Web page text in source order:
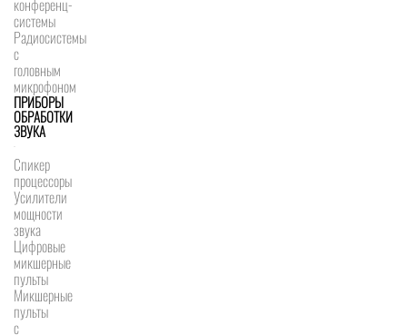
конференц-
системы
Радиосистемы
с
головным
микрофоном
ПРИБОРЫ
ОБРАБОТКИ
ЗВУКА
Спикер
процессоры
Усилители
мощности
звука
Цифровые
микшерные
пульты
Микшерные
пульты
с